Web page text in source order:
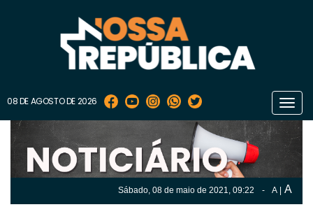
08 DE AGOSTO DE 2026
Sábado, 08 de maio de 2021, 09:22 - A A